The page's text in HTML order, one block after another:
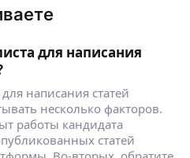
для написания
написания статей
несколько факторов.
работы кандидата
статей